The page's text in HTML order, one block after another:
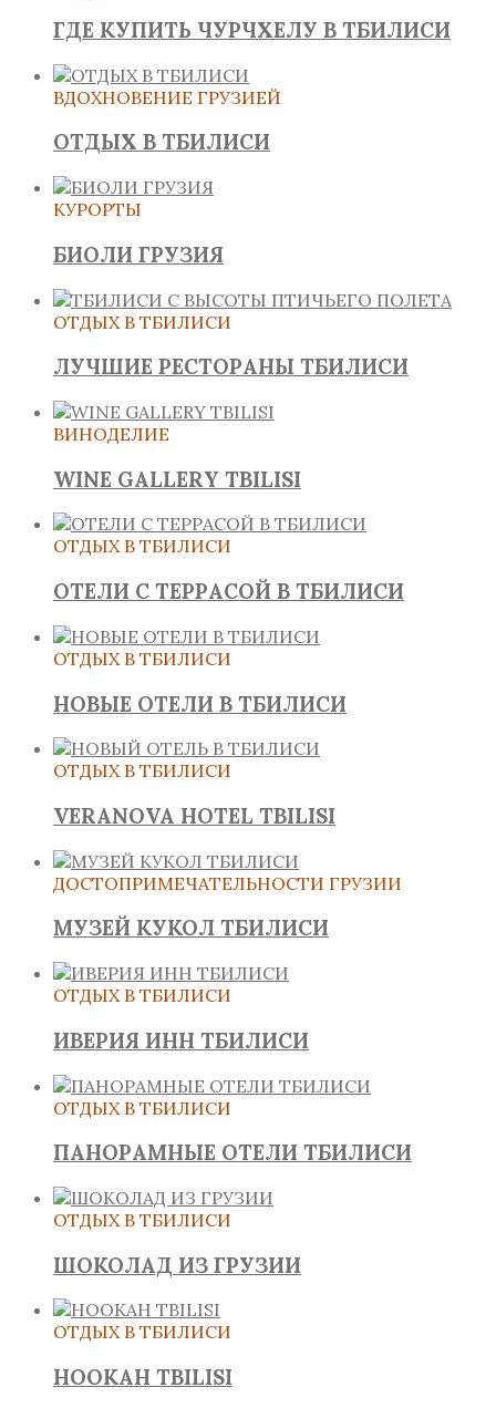
ГДЕ КУПИТЬ ЧУРЧХЕЛУ В ТБИЛИСИ
ВДОХНОВЕНИЕ ГРУЗИЕЙ
ОТДЫХ В ТБИЛИСИ
КУРОРТЫ
БИОЛИ ГРУЗИЯ
ОТДЫХ В ТБИЛИСИ
ЛУЧШИЕ РЕСТОРАНЫ ТБИЛИСИ
ВИНОДЕЛИЕ
WINE GALLERY TBILISI
ОТДЫХ В ТБИЛИСИ
ОТЕЛИ С ТЕРРАСОЙ В ТБИЛИСИ
ОТДЫХ В ТБИЛИСИ
НОВЫЕ ОТЕЛИ В ТБИЛИСИ
ОТДЫХ В ТБИЛИСИ
VERANOVA HOTEL TBILISI
ДОСТОПРИМЕЧАТЕЛЬНОСТИ ГРУЗИИ
МУЗЕЙ КУКОЛ ТБИЛИСИ
ОТДЫХ В ТБИЛИСИ
ИВЕРИЯ ИНН ТБИЛИСИ
ОТДЫХ В ТБИЛИСИ
ПАНОРАМНЫЕ ОТЕЛИ ТБИЛИСИ
ОТДЫХ В ТБИЛИСИ
ШОКОЛАД ИЗ ГРУЗИИ
ОТДЫХ В ТБИЛИСИ
HOOKAH TBILISI